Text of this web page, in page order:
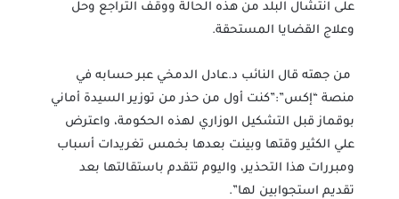
على انتشال البلد من هذه الحالة ووقف التراجع وحل
وعلاج القضايا المستحقة.
من جهته قال النائب د.عادل الدمخي عبر حسابه في
منصة “إكس”:”كنت أول من حذر من توزير السيدة أماني
بوقماز قبل التشكيل الوزاري لهذه الحكومة، واعترض
علي الكثير وقتها وبينت بعدها بخمس تغريدات أسباب
ومبررات هذا التحذير، واليوم تتقدم باستقالتها بعد
تقديم استجوابين لها”.